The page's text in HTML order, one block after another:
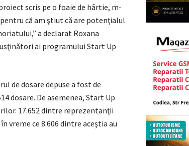
scris pe o foaie de hârtie, m-
că am ştiut că are potenţialul
a declarat Roxana
ai programului Start Up
de dosare depuse a fost de
dosare. De asemenea, Start Up
17.652 dintre reprezentanţii
vreme ce 8.606 dintre aceştia au